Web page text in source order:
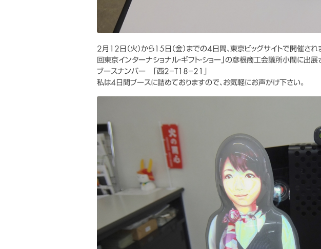
2月12日（火）から15日（金）までの4日間、東京ビッグサイトで開催さ
回東京インターナショナル・ギフト・ショー」の彦根商工会議所小間に出展
ブースナンバー 「西2−T18−21」
私は4日間ブースに詰めておりますので、お気軽にお声がけ下さい。